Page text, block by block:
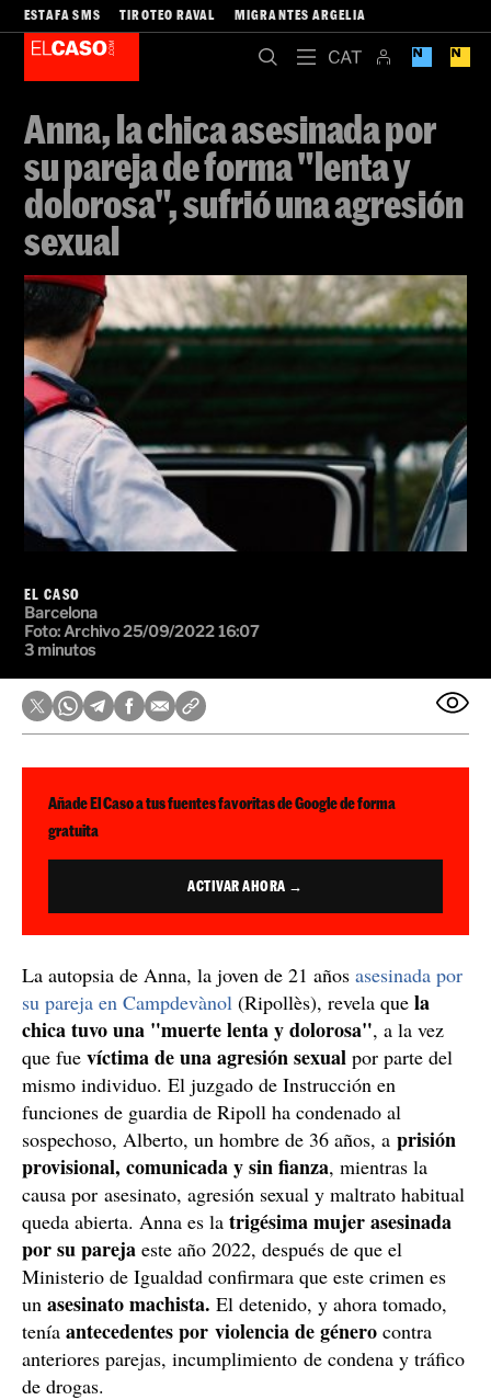
ESTAFA SMS TIROTEO RAVAL MIGRANTES ARGELIA
Anna, la chica asesinada por
su pareja de forma "lenta y
dolorosa", sufrió una agresión
sexual
EL CASO
Barcelona
Foto: Archivo25/09/2022 16:07
3 minutos
Añade El Caso a tus fuentes favoritas de Google de forma
gratuita
ACTIVAR AHORA →
La autopsia de Anna, la joven de 21 años asesinada por
su pareja en Campdevànol (Ripollès), revela que la
chica tuvo una "muerte lenta y dolorosa", a la vez
que fue víctima de una agresión sexual por parte del
mismo individuo. El juzgado de Instrucción en
funciones de guardia de Ripoll ha condenado al
sospechoso, Alberto, un hombre de 36 años, a prisión
provisional, comunicada y sin fianza, mientras la
causa por asesinato, agresión sexual y maltrato habitual
queda abierta. Anna es la trigésima mujer asesinada
por su pareja este año 2022, después de que el
Ministerio de Igualdad confirmara que este crimen es
un asesinato machista. El detenido, y ahora tomado,
tenía antecedentes por violencia de género contra
anteriores parejas, incumplimiento de condena y tráfico
de drogas.